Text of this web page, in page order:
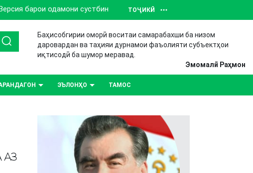
барои одамони сустбин ТОҶИКӢ
Баҳисобгирии оморӣ воситаи самарабахши ба низом
даровардан ва таҳияи дурнамои фаъолияти субъектҳои
иқтисодӣ ба шумор меравад.
Эмомалӣ Раҳмон
ЭЪЛОНҲО ТАМОС
АЗ